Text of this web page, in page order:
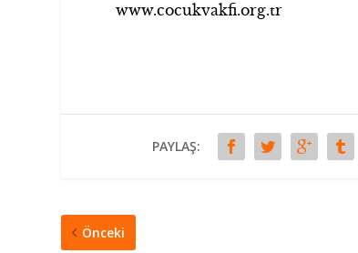
www.cocukvakfi.org.tr
PAYLAŞ:
Önceki